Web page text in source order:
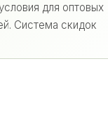
для оптовых
Система скидок